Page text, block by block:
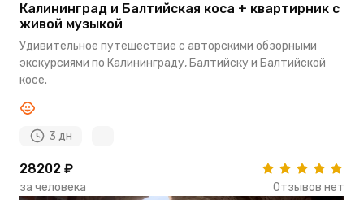
Калининград и Балтийская коса + квартирник с
живой музыкой
Удивительное путешествие с авторскими обзорными
экскурсиями по Калининграду, Балтийску и Балтийской
косе.
3 дн
28202 ₽
за человека Отзывов нет